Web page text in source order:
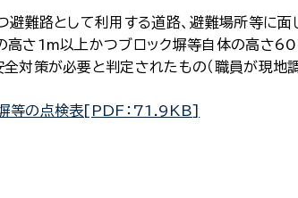
避難路として利用する道路、避難場所等に面
高さ1m以上かつブロック塀等自体の高さ
全対策が必要と判定されたもの（職員が現地
塀等の点検表[PDF：71.9KB]